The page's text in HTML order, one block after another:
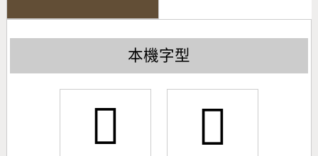
本機字型
󹕤 󹕤